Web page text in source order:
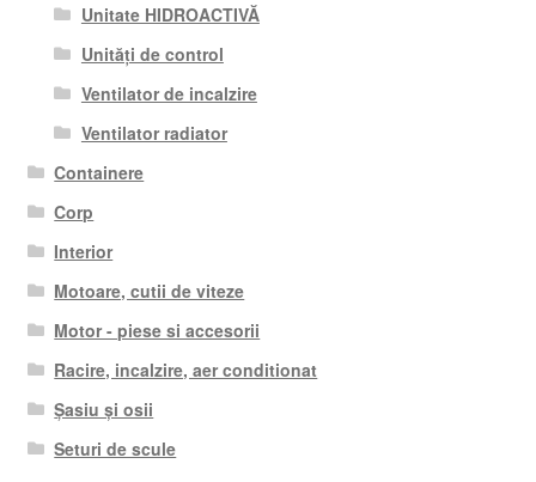
Unitate HIDROACTIVĂ
Unități de control
Ventilator de incalzire
Ventilator radiator
Containere
Corp
Interior
Motoare, cutii de viteze
Motor - piese si accesorii
Racire, incalzire, aer conditionat
Șasiu și osii
Seturi de scule